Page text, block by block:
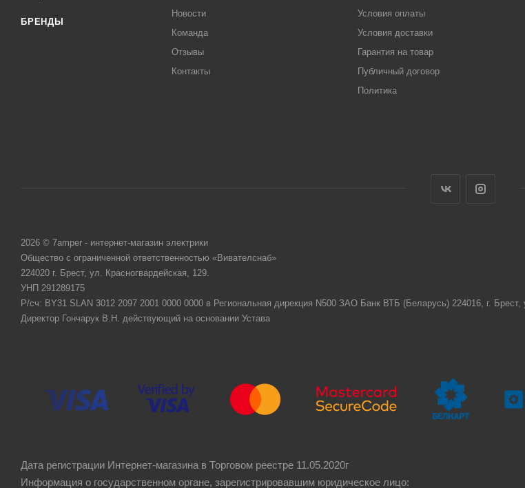
БРЕНДЫ
Новости
Команда
Отзывы
Контакты
Условия оплаты
Условия доставки
Гарантия на товар
Публичный договор
Политика
2026 © 7amper - интернет-магазин электрики
Общество с ограниченной ответственностью «Вивателснаб»
224020 г. Брест, ул. Красногвардейская, 129.
УНП 291289175
Р/сч: BY31 SLAN 3012 2097 2001 0000 0000 в Региональная дирекция N500 ЗАО Банк ВТБ (Беларусь) 224016, г.
Директор Гончарук В.Н. действующий на основании Устава
Дата регистрации Интернет-магазина в Торговом реестре 11.05.2020г
Информация о государственном органе, зарегистрировавшим юридическое лицо: